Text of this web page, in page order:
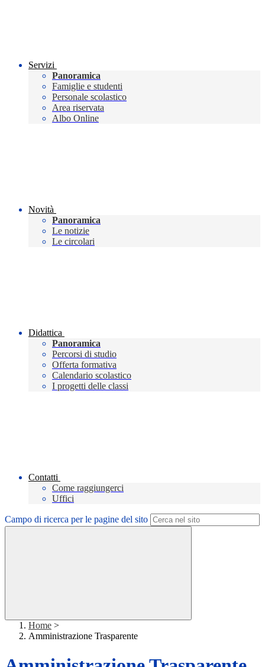
Servizi
Panoramica
Famiglie e studenti
Personale scolastico
Area riservata
Albo Online
Novità
Panoramica
Le notizie
Le circolari
Didattica
Panoramica
Percorsi di studio
Offerta formativa
Calendario scolastico
I progetti delle classi
Contatti
Come raggiungerci
Uffici
Campo di ricerca per le pagine del sito
Home >
Amministrazione Trasparente